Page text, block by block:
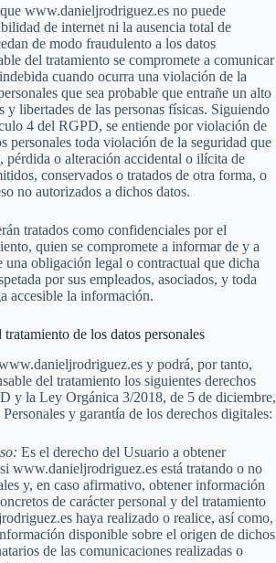
www.danieljrodriguez.es no puede
de internet ni la ausencia total de
de modo fraudulento a los datos
del tratamiento se compromete a comunicar
cuando ocurra una violación de la
que sea probable que entrañe un alto
y libertades de las personas físicas. Siguiendo
4 del RGPD, se entiende por violación de
personales toda violación de la seguridad que
pérdida o alteración accidental o ilícita de
conservados o tratados de otra forma, o
no autorizados a dichos datos.
tratados como confidenciales por el
quien se compromete a informar de y a
una obligación legal o contractual que dicha
por sus empleados, asociados, y toda
accesible la información.
de los datos personales
y podrá, por tanto,
del tratamiento los siguientes derechos
y la Ley Orgánica 3/2018, de 5 de diciembre,
y garantía de los derechos digitales:
Es el derecho del Usuario a obtener
www.danieljrodriguez.es está tratando o no
y, en caso afirmativo, obtener información
de carácter personal y del tratamiento
haya realizado o realice, así como,
disponible sobre el origen de dichos
de las comunicaciones realizadas o